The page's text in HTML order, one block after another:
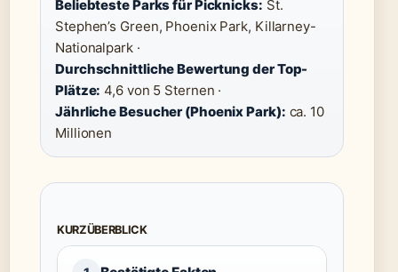
Beliebteste Parks für Picknicks: St.
Stephen’s Green, Phoenix Park, Killarney-
Nationalpark ·
Durchschnittliche Bewertung der Top-
Plätze: 4,6 von 5 Sternen ·
Jährliche Besucher (Phoenix Park): ca. 10
Millionen
KURZÜBERBLICK